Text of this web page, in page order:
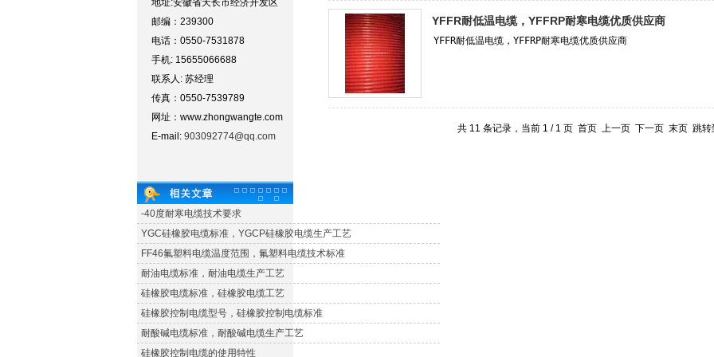
地址:安徽省天长市经济开发区
邮编：239300
电话：0550-7531878
手机: 15655066688
联系人: 苏经理
传真：0550-7539789
网址：www.zhongwangte.com
E-mail: 903092774@qq.com
-40度耐寒电缆技术要求
YGC硅橡胶电缆标准，YGCP硅橡胶电缆生产工艺
FF46氟塑料电缆温度范围，氟塑料电缆技术标准
耐油电缆标准，耐油电缆生产工艺
硅橡胶电缆标准，硅橡胶电缆工艺
硅橡胶控制电缆型号，硅橡胶控制电缆标准
耐酸碱电缆标准，耐酸碱电缆生产工艺
硅橡胶控制电缆的使用特性
YFFR耐低温电缆，YFFRP耐寒电缆优质供应商
共 11 条记录，当前 1 / 1 页 首页 上一页 下一页 末页 跳转